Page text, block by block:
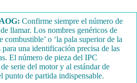
Confirme siempre el número de
llamar. Los nombres genéricos de
combustible’ o ‘la pala superior de la
una identificación precisa de las
El número de pieza del IPC
serie del motor y al estándar de
punto de partida indispensable.